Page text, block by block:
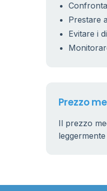
Prestare
Evitare i
Prezzo
Il prezzo